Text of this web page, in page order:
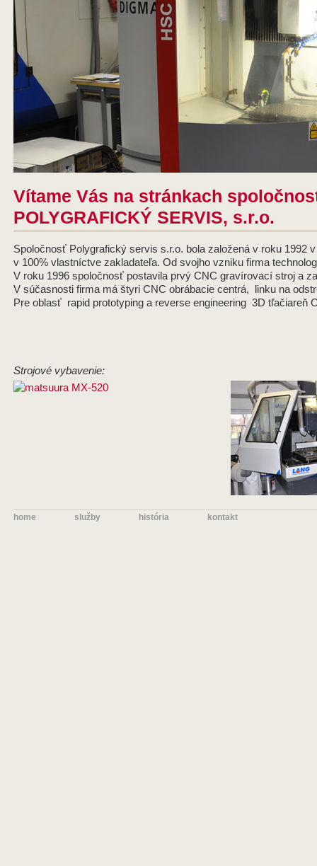
Vítame Vás na stránkach
POLYGRAFICKÝ SERVIS, s.r.o.
Spoločnosť Polygrafický servis s.r.o. bola založená v roku 1992
v 100% vlastníctve zakladateľa. Od svojho vzniku firma
V roku 1996 spoločnosť postavila prvý CNC gravírovací stroj a
V súčasnosti firma má štyri CNC obrábacie centrá, linku na
Pre oblasť rapid prototyping a reverse engineering 3D tľačiareň
Strojové vybavenie:
home služby história kontakt